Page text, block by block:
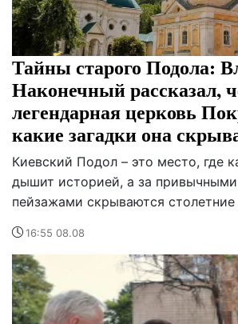
Тайны старого Подола:
Наконечный рассказал,
легендарная церковь
какие загадки она
Киевский Подол – это место, где
дышит историей, а за
пейзажами скрываются столетние
16:55 08.08